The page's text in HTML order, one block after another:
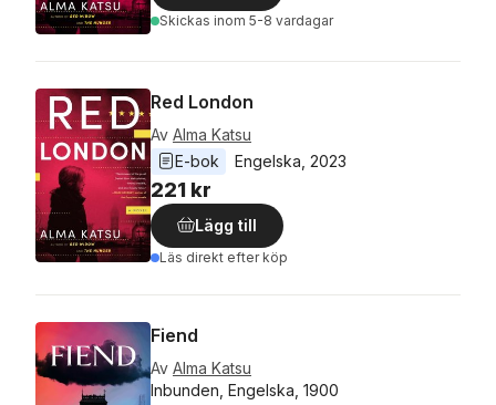
Skickas inom 5-8 vardagar
Red London
Av Alma Katsu
E-bok
Engelska 2023
221 kr
Lägg till
Läs direkt efter köp
Fiend
Av Alma Katsu
Inbunden, Engelska, 1900